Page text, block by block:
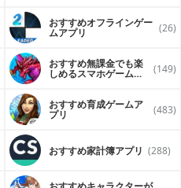
おすすめオフラインゲー
ムアプリ (26)
おすすめ無課金でも楽
しめるスマホゲームア (149)
おすすめ育成ゲームア
プリ (483)
おすすめ家計簿アプリ (288)